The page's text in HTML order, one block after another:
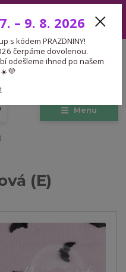
přijaté v tomto období
návratu.☀️💜
Menu
CZK
(E)
– 9. 8. 2026
s kódem PRAZDNINY!
čerpáme dovolenou.
odešleme ihned po našem